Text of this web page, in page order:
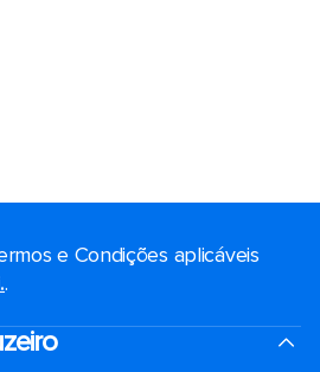
e Condições aplicáveis
.